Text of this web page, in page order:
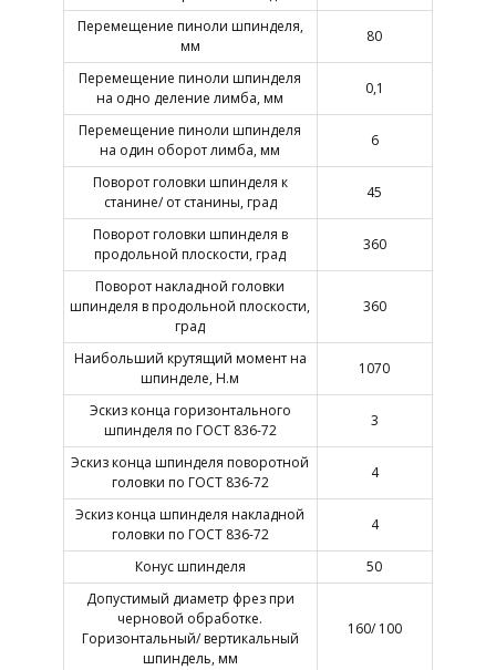
Перемещение пиноли шпинделя,
мм
80
Перемещение пиноли шпинделя
на одно деление лимба, мм
0,1
Перемещение пиноли шпинделя
на один оборот лимба, мм
6
Поворот головки шпинделя к
станине/ от станины, град
45
Поворот головки шпинделя в
продольной плоскости, град
360
Поворот накладной головки
шпинделя в продольной плоскости,
град
360
Наибольший крутящий момент на
шпинделе, Н.м
1070
Эскиз конца горизонтального
шпинделя по ГОСТ 836-72
3
Эскиз конца шпинделя поворотной
головки по ГОСТ 836-72
4
Эскиз конца шпинделя накладной
головки по ГОСТ 836-72
4
Конус шпинделя
50
Допустимый диаметр фрез при
черновой обработке.
Горизонтальный/ вертикальный
шпиндель, мм
160/ 100